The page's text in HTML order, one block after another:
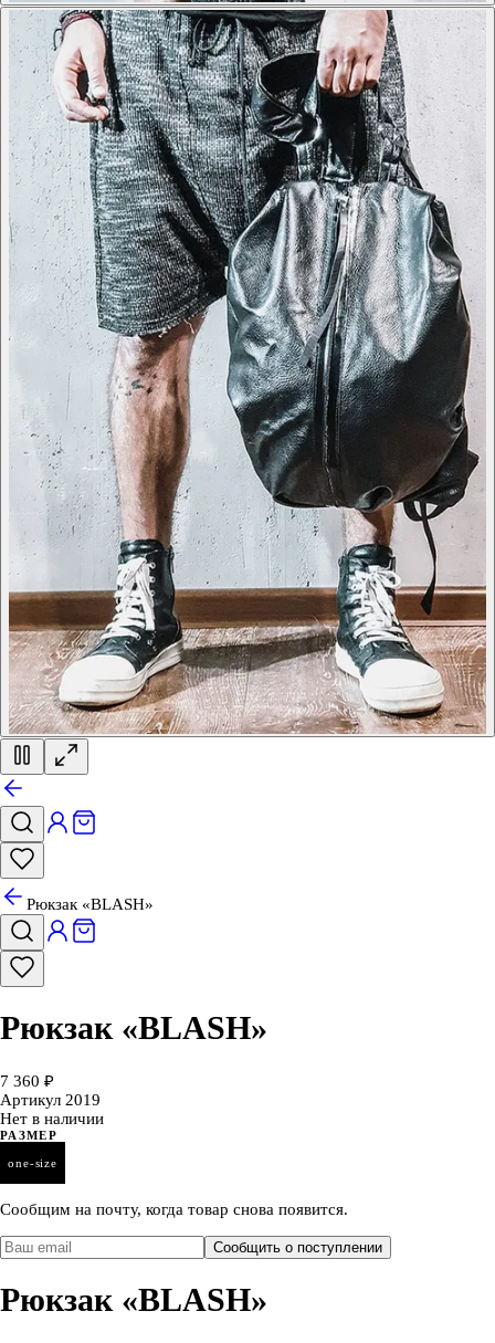
Рюкзак «BLASH»
Рюкзак «BLASH»
7 360 ₽
Артикул 2019
Нет в наличии
РАЗМЕР
one-size
Сообщим на почту, когда товар снова появится.
Сообщить о поступлении
Рюкзак «BLASH»